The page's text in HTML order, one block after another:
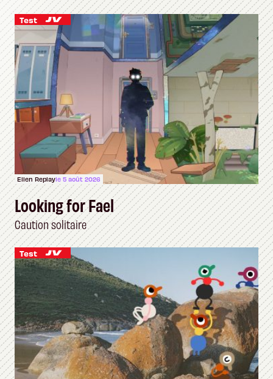
Test
Ellen Replayle 5 août 2026
Looking for Fael
Caution solitaire
Test